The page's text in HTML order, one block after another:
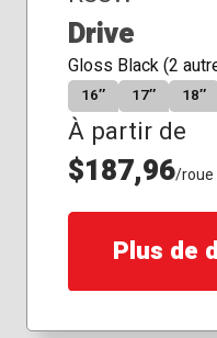
Drive
Gloss Black (2
16″ 17″ 18″
À partir de
$187,96/roue
Plus de